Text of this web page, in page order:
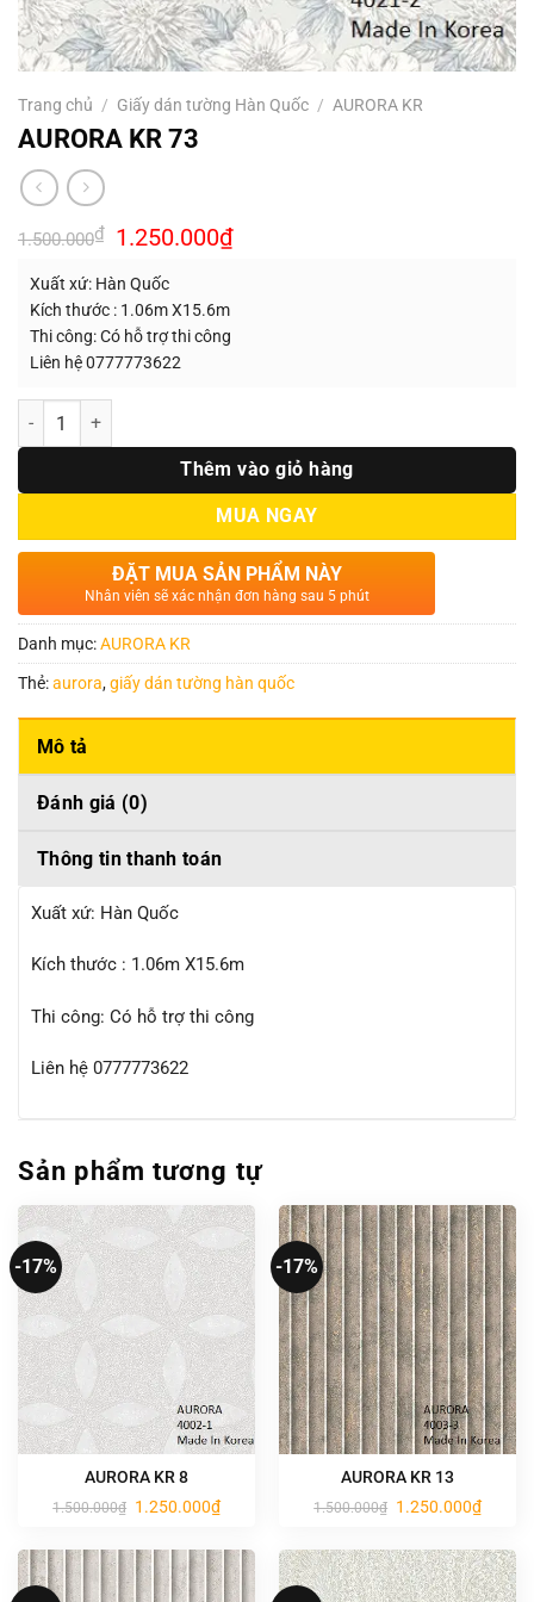
Trang chủ / Giấy dán tường Hàn Quốc / AURORA KR
AURORA KR 73
1.500.000₫ Giá
gốc
1.500.000₫.
1.250.000₫Giá
hiện
Xuất xứ: Hàn Quốc
Kích thước : 1.06m X15.6m
Thi công: Có hỗ trợ thi công
Liên hệ 0777773622
Số lượng
Thêm vào giỏ hàng
MUA NGAY
ĐẶT MUA SẢN PHẨM NÀY
Nhân viên sẽ xác nhận đơn hàng sau 5 phút
Danh mục:AURORA KR
Thẻ:aurora,giấy dán tường hàn quốc
Mô tả
Đánh giá (0)
Thông tin thanh toán
Xuất xứ: Hàn Quốc
Kích thước : 1.06m X15.6m
Thi công: Có hỗ trợ thi công
Liên hệ 0777773622
Sản phẩm tương tự
-17%
AURORA KR 8
1.500.000₫ Giá
gốc
1.500.000₫.
1.250.000₫Giá
hiện
là:
1.250.000₫.
-17%
AURORA KR 13
1.500.000₫ Giá
gốc
1.500.000₫.
1.250.000₫Giá
hiện
là: